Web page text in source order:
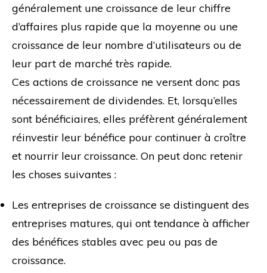
généralement une croissance de leur chiffre
d’affaires plus rapide que la moyenne ou une
croissance de leur nombre d’utilisateurs ou de
leur part de marché très rapide.
Ces actions de croissance ne versent donc pas
nécessairement de dividendes. Et, lorsqu’elles
sont bénéficiaires, elles préfèrent généralement
réinvestir leur bénéfice pour continuer à croître
et nourrir leur croissance. On peut donc retenir
les choses suivantes :
Les entreprises de croissance se distinguent des
entreprises matures, qui ont tendance à afficher
des bénéfices stables avec peu ou pas de
croissance.